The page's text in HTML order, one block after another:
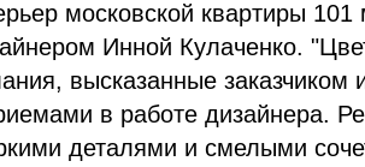
московской квартиры
Инной Кулаченко.
высказанные заказчиком
в работе дизайнера.
деталями и смелыми